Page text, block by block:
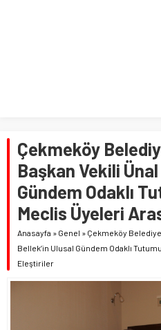
Çekmeköy
Başkan Vekili
Gündem Odaklı
Meclis Üyeleri
Anasayfa » Genel » Çekmeköy
Bellek’in Ulusal Gündem Odaklı
Eleştiriler